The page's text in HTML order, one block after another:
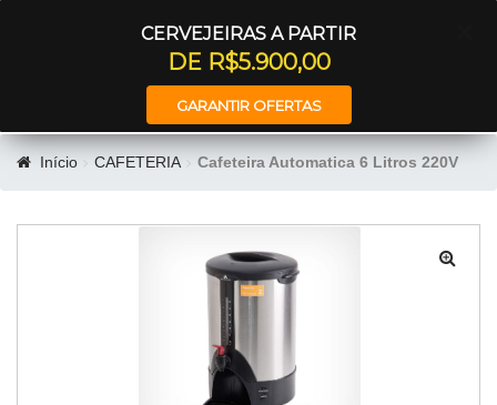
CERVEJEIRAS A PARTIR
DE R$5.900,00
GARANTIR OFERTAS
Início CAFETERIA Cafeteira Automatica 6 Litros 220V